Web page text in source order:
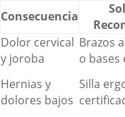
Consecuencia
Dolor cervical
y joroba
Brazos
o bases
Hernias y
dolores bajos
Silla